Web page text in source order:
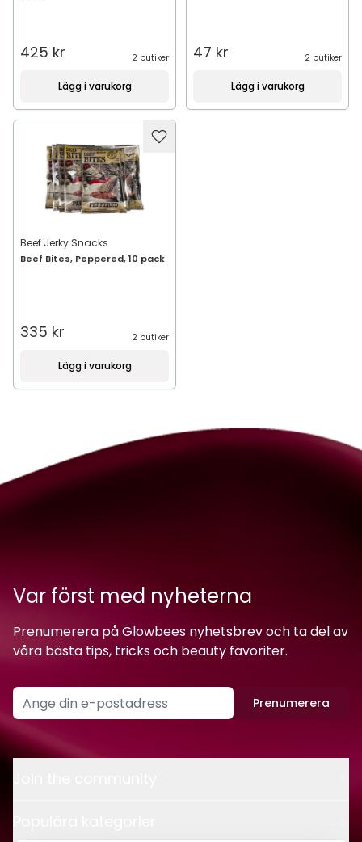
425 kr 2 butiker
Lägg i varukorg
47 kr 2 butiker
Lägg i varukorg
Beef Jerky Snacks
Beef Bites, Peppered, 10 pack
335 kr 2 butiker
Lägg i varukorg
Var först med nyheterna
Prenumerera på Glowbees nyhetsbrev och ta del av
våra bästa tips, tricks och beauty favoriter.
Prenumerera